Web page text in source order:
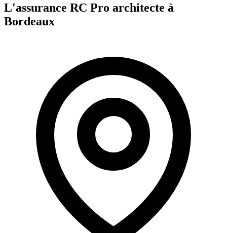
L'assurance RC Pro architecte à
Bordeaux